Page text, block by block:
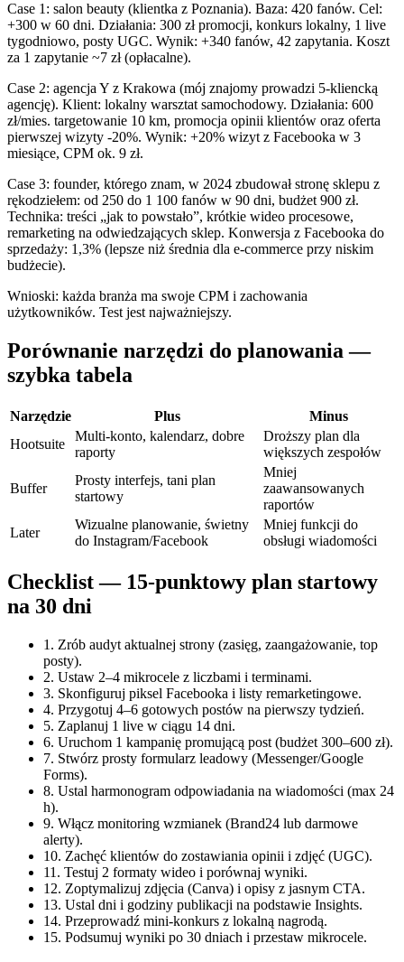
Case 1: salon beauty (klientka z Poznania). Baza: 420 fanów. Cel:
+300 w 60 dni. Działania: 300 zł promocji, konkurs lokalny, 1 live
tygodniowo, posty UGC. Wynik: +340 fanów, 42 zapytania. Koszt
za 1 zapytanie ~7 zł (opłacalne).
Case 2: agencja Y z Krakowa (mój znajomy prowadzi 5-kliencką
agencję). Klient: lokalny warsztat samochodowy. Działania: 600
zł/mies. targetowanie 10 km, promocja opinii klientów oraz oferta
pierwszej wizyty -20%. Wynik: +20% wizyt z Facebooka w 3
miesiące, CPM ok. 9 zł.
Case 3: founder, którego znam, w 2024 zbudował stronę sklepu z
rękodziełem: od 250 do 1 100 fanów w 90 dni, budżet 900 zł.
Technika: treści „jak to powstało”, krótkie wideo procesowe,
remarketing na odwiedzających sklep. Konwersja z Facebooka do
sprzedaży: 1,3% (lepsze niż średnia dla e‑commerce przy niskim
budżecie).
Wnioski: każda branża ma swoje CPM i zachowania
użytkowników. Test jest najważniejszy.
Porównanie narzędzi do planowania —
szybka tabela
Narzędzie Plus
Minus
Hootsuite
Multi-konto, kalendarz, dobre
raporty
Droższy plan dla
większych zespołów
Buffer
Prosty interfejs, tani plan
startowy
Mniej
zaawansowanych
raportów
Later
Wizualne planowanie, świetny
do Instagram/Facebook
Mniej funkcji do
obsługi wiadomości
Checklist — 15-punktowy plan startowy
na 30 dni
1. Zrób audyt aktualnej strony (zasięg, zaangażowanie, top
posty).
2. Ustaw 2–4 mikrocele z liczbami i terminami.
3. Skonfiguruj piksel Facebooka i listy remarketingowe.
4. Przygotuj 4–6 gotowych postów na pierwszy tydzień.
5. Zaplanuj 1 live w ciągu 14 dni.
6. Uruchom 1 kampanię promującą post (budżet 300–600 zł).
7. Stwórz prosty formularz leadowy (Messenger/Google
Forms).
8. Ustal harmonogram odpowiadania na wiadomości (max 24
h).
9. Włącz monitoring wzmianek (Brand24 lub darmowe
alerty).
10. Zachęć klientów do zostawiania opinii i zdjęć (UGC).
11. Testuj 2 formaty wideo i porównaj wyniki.
12. Zoptymalizuj zdjęcia (Canva) i opisy z jasnym CTA.
13. Ustal dni i godziny publikacji na podstawie Insights.
14. Przeprowadź mini-konkurs z lokalną nagrodą.
15. Podsumuj wyniki po 30 dniach i przestaw mikrocele.